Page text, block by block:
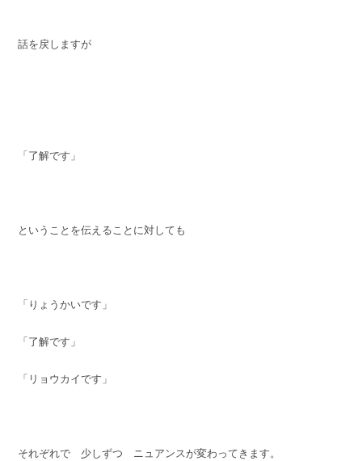
話を戻しますが
「了解です」
ということを伝えることに対しても
「りょうかいです」
「了解です」
「リョウカイです」
それぞれで 少しずつ ニュアンスが変わってきます。